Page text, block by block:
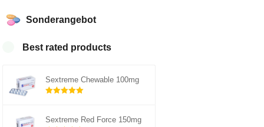
Sonderangebot
Best rated products
Sextreme Chewable 100mg
Sextreme Red Force 150mg